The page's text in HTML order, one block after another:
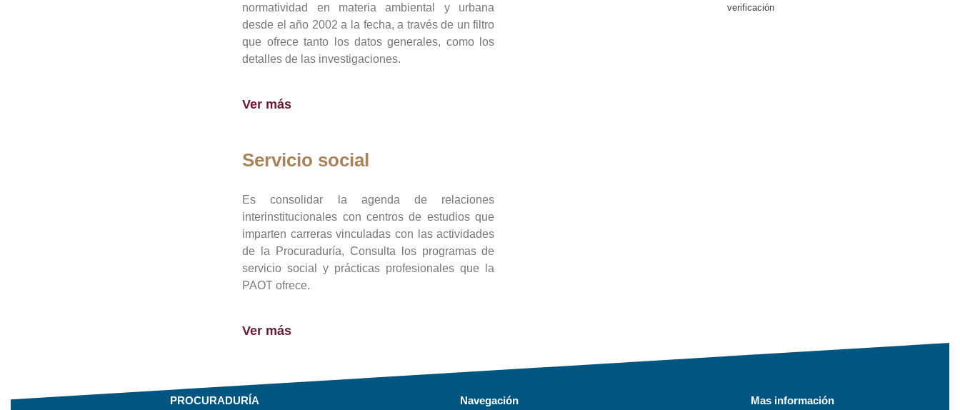
normatividad en materia ambiental y urbana
desde el año 2002 a la fecha, a través de un filtro
que ofrece tanto los datos generales, como los
detalles de las investigaciones.
Ver más
Servicio social
Es consolidar la agenda de relaciones
interinstitucionales con centros de estudios que
imparten carreras vinculadas con las actividades
de la Procuraduría, Consulta los programas de
servicio social y prácticas profesionales que la
PAOT ofrece.
Ver más
verificación
PROCURADURÍA Navegación Mas información